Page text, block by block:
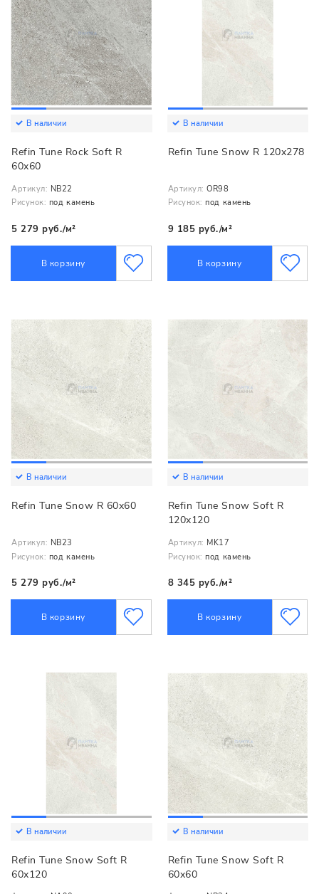
В наличии
Refin Tune Rock Soft R
60x60
Артикул: NB22
Рисунок: под камень
5 279 руб./м²
В корзину
В наличии
Refin Tune Snow R 120x278
Артикул: OR98
Рисунок: под камень
9 185 руб./м²
В корзину
В наличии
Refin Tune Snow R 60x60
Артикул: NB23
Рисунок: под камень
5 279 руб./м²
В корзину
В наличии
Refin Tune Snow Soft R
120x120
Артикул: MK17
Рисунок: под камень
8 345 руб./м²
В корзину
В наличии
Refin Tune Snow Soft R
60x120
В наличии
Refin Tune Snow Soft R
60x60